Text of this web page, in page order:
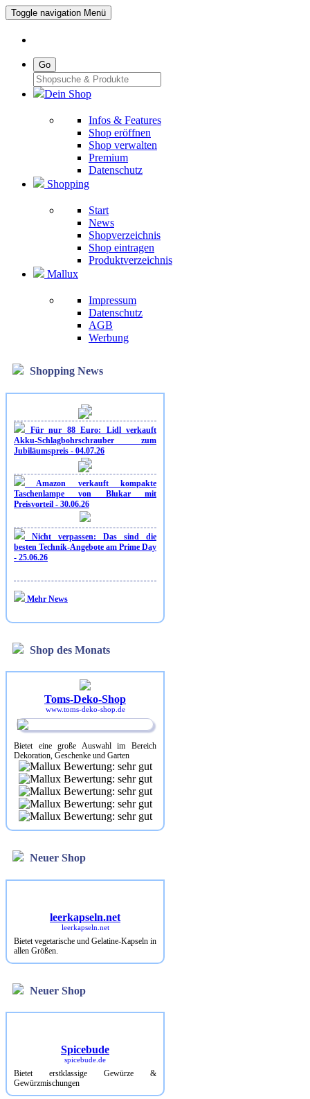
Toggle navigation Menü
Go
Dein Shop
Infos & Features
Shop eröffnen
Shop verwalten
Premium
Datenschutz
Shopping
Start
News
Shopverzeichnis
Shop eintragen
Produktverzeichnis
Mallux
Impressum
Datenschutz
AGB
Werbung
Shopping News
Für nur 88 Euro: Lidl verkauft
Akku-Schlagbohrschrauber zum
Jubiläumspreis - 04.07.26
Amazon verkauft kompakte
Taschenlampe von Blukar mit
Preisvorteil - 30.06.26
Nicht verpassen: Das sind die
besten Technik-Angebote am Prime Day
- 25.06.26
Mehr News
Shop des Monats
Toms-Deko-Shop
www.toms-deko-shop.de
Bietet eine große Auswahl im Bereich
Dekoration, Geschenke und Garten
Neuer Shop
leerkapseln.net
leerkapseln.net
Bietet vegetarische und Gelatine-Kapseln in
allen Größen.
Neuer Shop
Spicebude
spicebude.de
Bietet erstklassige Gewürze &
Gewürzmischungen